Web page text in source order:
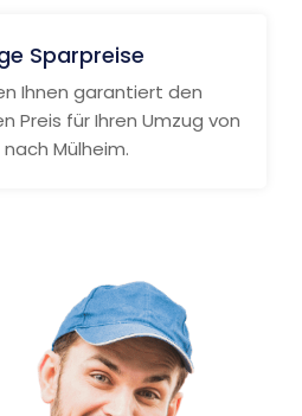
Sparpreise
Ihnen garantiert den
Preis für Ihren Umzug von
Mülheim.